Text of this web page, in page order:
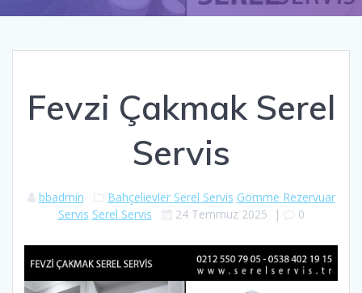
Fevzi Çakmak Serel
Servis
bbadmin Bahçelievler Serel Servis Gömme Rezervuar
Servis Serel Servis 24 Temmuz 2025 | 0